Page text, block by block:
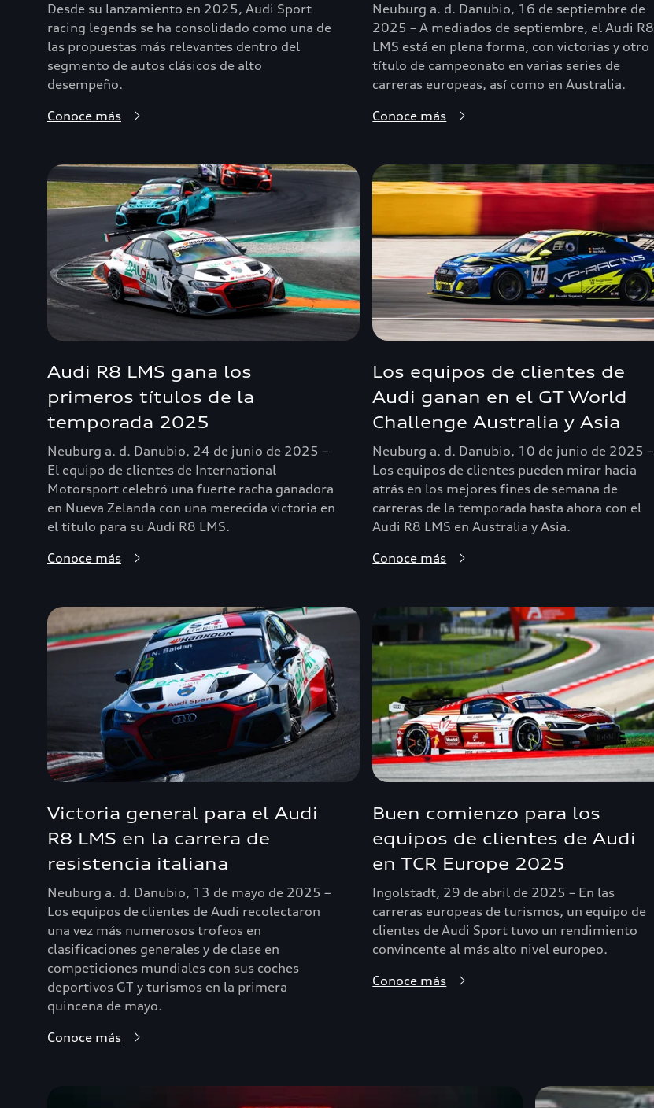
Desde su lanzamiento en 2025, Audi Sport
racing legends se ha consolidado como una de
las propuestas más relevantes dentro del
segmento de autos clásicos de alto
desempeño.
Conoce más
Neuburg a. d. Danubio, 16 de septiembre de
2025 – A mediados de septiembre, el Audi R8
LMS está en plena forma, con victorias y otro
título de campeonato en varias series de
carreras europeas, así como en Australia.
Conoce más
Audi R8 LMS gana los
primeros títulos de la
temporada 2025
Neuburg a. d. Danubio, 24 de junio de 2025 –
El equipo de clientes de International
Motorsport celebró una fuerte racha ganadora
en Nueva Zelanda con una merecida victoria en
el título para su Audi R8 LMS.
Conoce más
Los equipos de clientes de
Audi ganan en el GT World
Challenge Australia y Asia
Neuburg a. d. Danubio, 10 de junio de 2025 –
Los equipos de clientes pueden mirar hacia
atrás en los mejores fines de semana de
carreras de la temporada hasta ahora con el
Audi R8 LMS en Australia y Asia.
Conoce más
Victoria general para el Audi
R8 LMS en la carrera de
resistencia italiana
Neuburg a. d. Danubio, 13 de mayo de 2025 –
Los equipos de clientes de Audi recolectaron
una vez más numerosos trofeos en
clasificaciones generales y de clase en
competiciones mundiales con sus coches
deportivos GT y turismos en la primera
quincena de mayo.
Conoce más
Buen comienzo para los
equipos de clientes de Audi
en TCR Europe 2025
Ingolstadt, 29 de abril de 2025 – En las
carreras europeas de turismos, un equipo de
clientes de Audi Sport tuvo un rendimiento
convincente al más alto nivel europeo.
Conoce más